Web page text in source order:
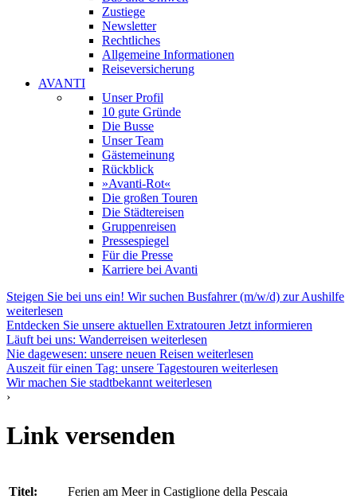
Zustiege
Newsletter
Rechtliches
Allgemeine Informationen
Reiseversicherung
AVANTI
Unser Profil
10 gute Gründe
Die Busse
Unser Team
Gästemeinung
Rückblick
»Avanti-Rot«
Die großen Touren
Die Städtereisen
Gruppenreisen
Pressespiegel
Für die Presse
Karriere bei Avanti
Steigen Sie bei uns ein! Wir suchen Busfahrer (m/w/d) zur Aushilfe
weiterlesen
Entdecken Sie unsere aktuellen Extratouren Jetzt informieren
Läuft bei uns: Wanderreisen weiterlesen
Nie dagewesen: unsere neuen Reisen weiterlesen
Auszeit für einen Tag: unsere Tagestouren weiterlesen
Wir machen Sie stadtbekannt weiterlesen
›
Link versenden
Titel: Ferien am Meer in Castiglione della Pescaia